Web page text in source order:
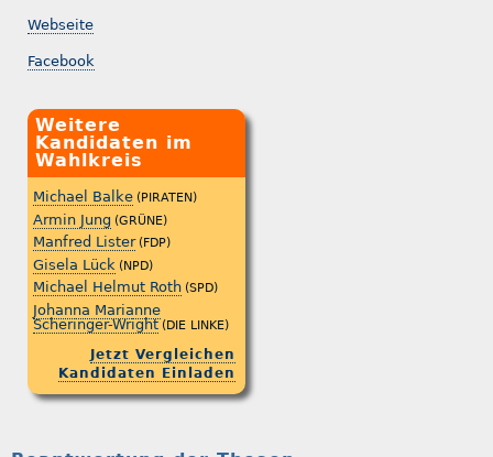
Webseite
Facebook
Weitere
Kandidaten im
Wahlkreis
Michael Balke (PIRATEN)
Armin Jung (GRÜNE)
Manfred Lister (FDP)
Gisela Lück (NPD)
Michael Helmut Roth (SPD)
Johanna Marianne
Scheringer-Wright (DIE LINKE)
Jetzt Vergleichen
Kandidaten Einladen